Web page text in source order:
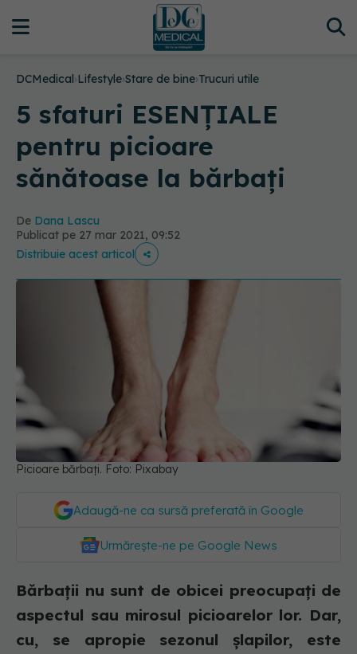
DCMedical›Lifestyle›Stare de bine›Trucuri utile
5 sfaturi ESENȚIALE
pentru picioare
sănătoase la bărbați
De Dana Lascu
Publicat pe 27 mar 2021, 09:52
Distribuie acest articol
Picioare bărbați. Foto: Pixabay
Adaugă-ne ca sursă preferată în Google
Urmărește-ne pe Google News
Bărbații nu sunt de obicei preocupați de
aspectul sau mirosul picioarelor lor. Dar,
cu, se apropie sezonul șlapilor, este